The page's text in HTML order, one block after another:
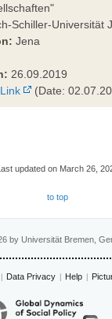
Schiller-Universität
Jena
26.09.2019
Link (Date:
updated on March 26,
to top
by Universität Bremen,
Data Privacy Help